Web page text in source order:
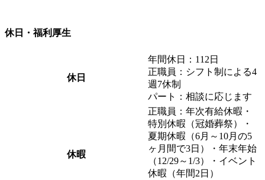
休日・福利厚生
休日
年間休日：112日
正職員：シフト制による4
週7休制
パート：相談に応じます
休暇
正職員：年次有給休暇・
特別休暇（冠婚葬祭）・
夏期休暇（6月～10月の5
ヶ月間で3日）・年末年始
（12/29～1/3）・イベント
休暇（年間2日）